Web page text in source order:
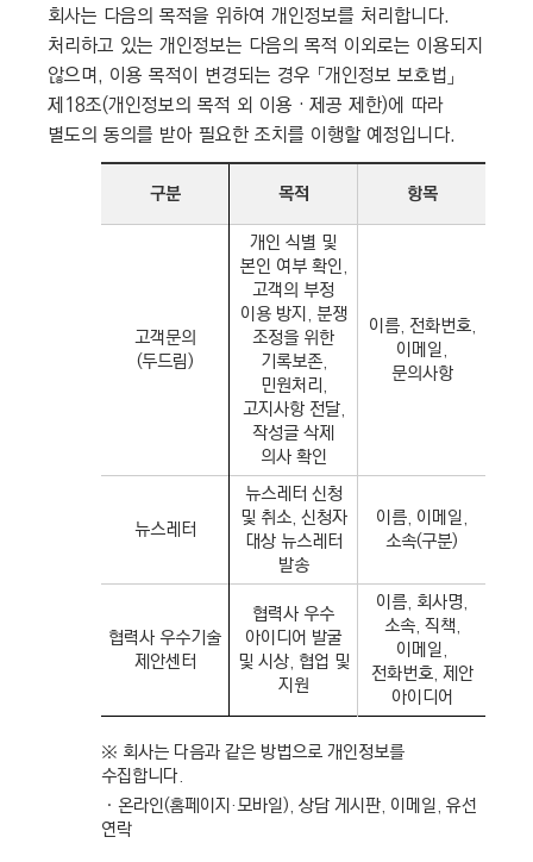
회사는 다음의 목적을 위하여 개인정보를 처리합니다.
처리하고 있는 개인정보는 다음의 목적 이외로는 이용되지
않으며, 이용 목적이 변경되는 경우 「개인정보 보호법」
제18조(개인정보의 목적 외 이용‧제공 제한)에 따라
별도의 동의를 받아 필요한 조치를 이행할 예정입니다.
구분 목적 항목
고객문의
(두드림)
개인 식별 및
본인 여부 확인,
고객의 부정
이용 방지, 분쟁
조정을 위한
기록보존,
민원처리,
고지사항 전달,
작성글 삭제
의사 확인
이름, 전화번호,
이메일,
문의사항
뉴스레터
뉴스레터 신청
및 취소, 신청자
대상 뉴스레터
발송
이름, 이메일,
소속(구분)
협력사 우수기술
제안센터
협력사 우수
아이디어 발굴
및 시상, 협업 및
지원
이름, 회사명,
소속, 직책,
이메일,
전화번호, 제안
아이디어
※ 회사는 다음과 같은 방법으로 개인정보를
수집합니다.
ㆍ온라인(홈페이지·모바일), 상담 게시판, 이메일, 유선
연락